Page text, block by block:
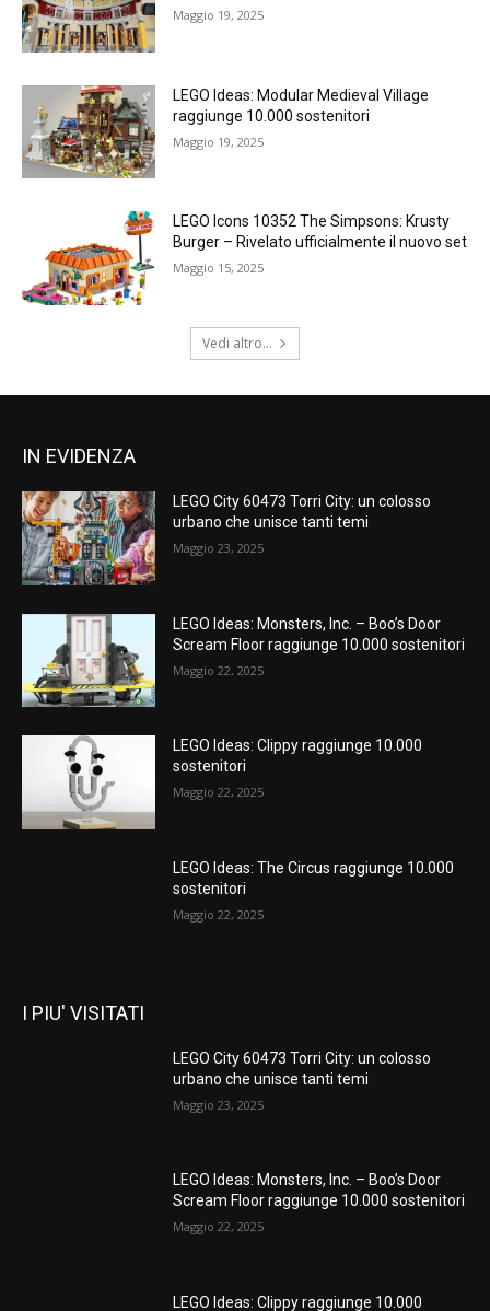
Maggio 19, 2025
LEGO Ideas: Modular Medieval Village
raggiunge 10.000 sostenitori
Maggio 19, 2025
LEGO Icons 10352 The Simpsons: Krusty
Burger – Rivelato ufficialmente il nuovo set
Maggio 15, 2025
Vedi altro...
IN EVIDENZA
LEGO City 60473 Torri City: un colosso
urbano che unisce tanti temi
Maggio 23, 2025
LEGO Ideas: Monsters, Inc. – Boo’s Door
Scream Floor raggiunge 10.000 sostenitori
Maggio 22, 2025
LEGO Ideas: Clippy raggiunge 10.000
sostenitori
Maggio 22, 2025
LEGO Ideas: The Circus raggiunge 10.000
sostenitori
Maggio 22, 2025
I PIU' VISITATI
LEGO City 60473 Torri City: un colosso
urbano che unisce tanti temi
Maggio 23, 2025
LEGO Ideas: Monsters, Inc. – Boo’s Door
Scream Floor raggiunge 10.000 sostenitori
Maggio 22, 2025
LEGO Ideas: Clippy raggiunge 10.000